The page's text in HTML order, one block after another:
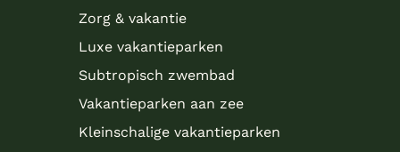
Zorg & vakantie
Luxe vakantieparken
Subtropisch zwembad
Vakantieparken aan zee
Kleinschalige vakantieparken